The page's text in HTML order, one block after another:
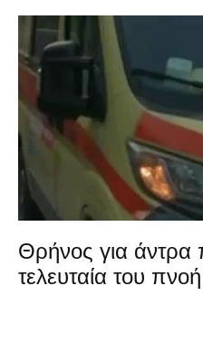
Θρήνος για άντρα
τελευταία του